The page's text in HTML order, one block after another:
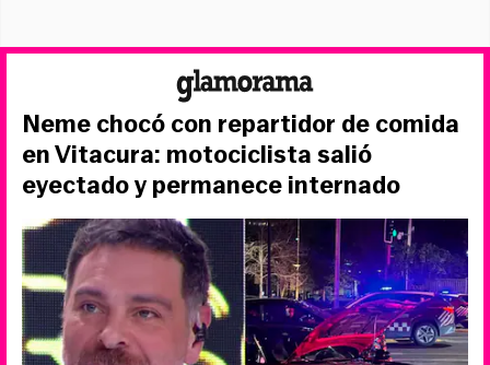
Neme chocó con repartidor de comida
en Vitacura: motociclista salió
eyectado y permanece internado